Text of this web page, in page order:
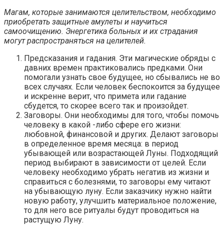
Магам, которые занимаются целительством, необходимо
приобретать защитные амулеты и научиться
самоочищению. Энергетика больных и их страдания
могут распространяться на целителей.
Предсказания и гадания. Эти магические обряды с
давних времен практиковались предками. Они
помогали узнать свое будущее, но сбывались не во
всех случаях. Если человек беспокоится за будущее
и искренне верит, что примета или гадание
сбудется, то скорее всего так и произойдет.
Заговоры. Они необходимы для того, чтобы помочь
человеку в какой -либо сфере его жизни:
любовной, финансовой и других. Делают заговоры
в определенное время месяца: в период
убывающей или возрастающей Луны. Подходящий
период выбирают в зависимости от целей. Если
человеку необходимо убрать негатив из жизни и
справиться с болезнями, то заговоры ему читают
на убывающую луну. Если заказчику нужно найти
новую работу, улучшить материальное положение,
то для него все ритуалы будут проводиться на
растущую Луну.